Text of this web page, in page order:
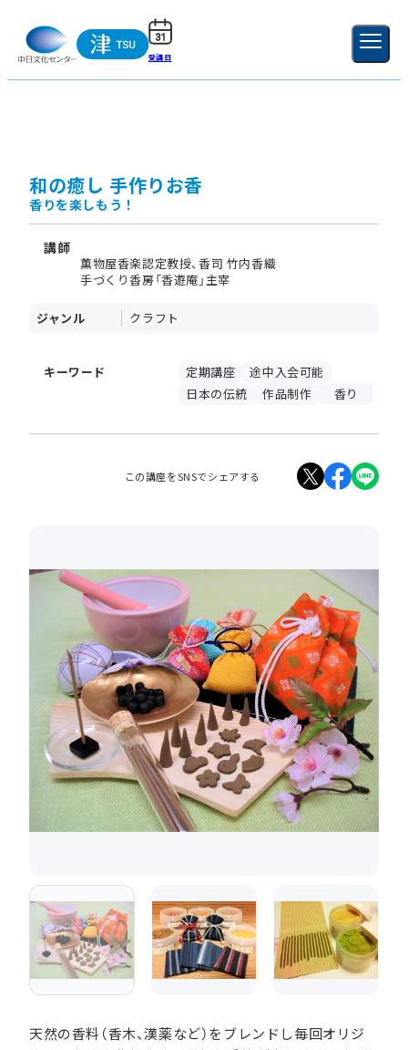
受講日 新規登録
和の癒し 手作りお香
香りを楽しもう！
講師
薫物屋香楽認定教授、香司 竹内香織
手づくり香房「香遊庵」主宰
ジャンル クラフト
キーワード 定期講座
途中入会可能
日本の伝統
作品制作 香り
この講座をSNSでシェアする
天然の香料（香木、漢薬など）をブレンドし毎回オリジ